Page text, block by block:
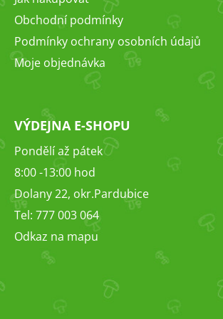
í
Obchodní podmínky
Podmínky ochrany osobních údajů
Moje objednávka
VÝDEJNA E-SHOPU
Pondělí až pátek
8:00 -13:00 hod
Dolany 22, okr.Pardubice
Tel: 777 003 064
Odkaz na mapu